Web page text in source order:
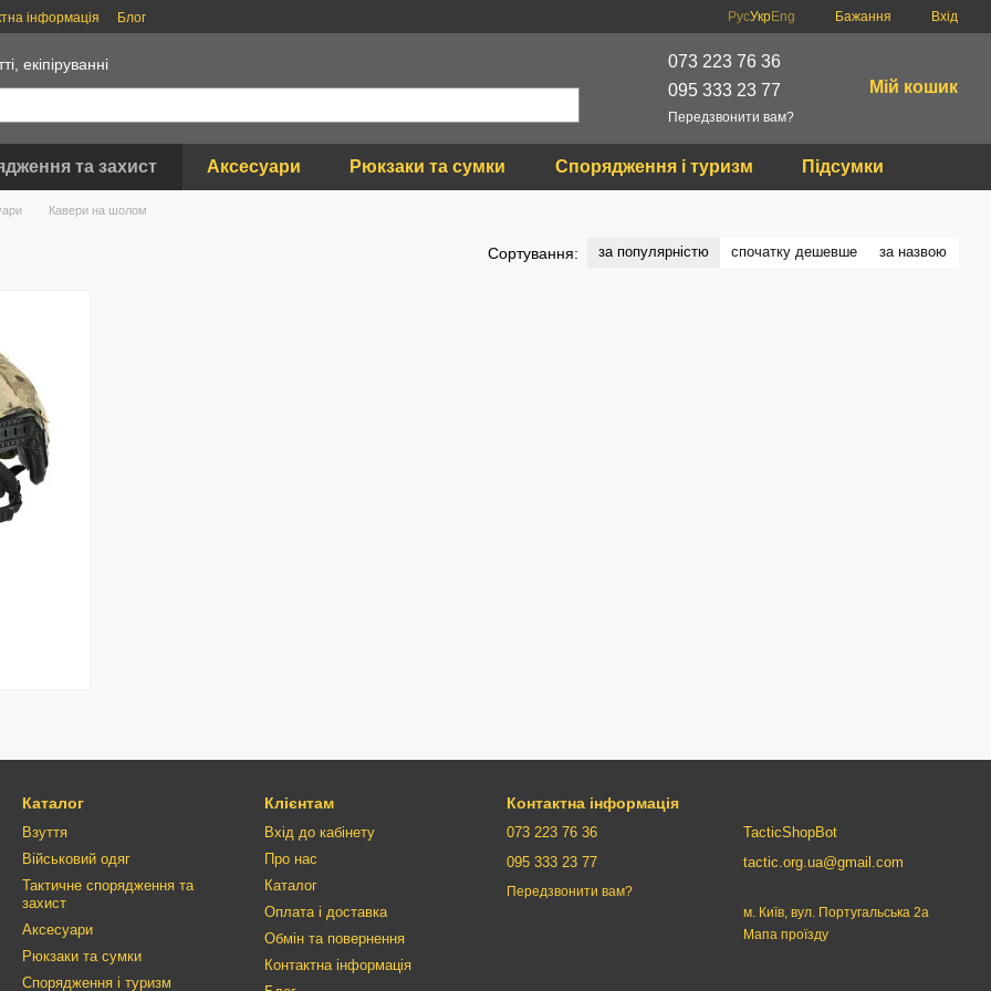
інформація Блог РусУкрEng Бажання Вхід
екіпіруванні
073 223 76 36
095 333 23 77
Передзвонити вам?
Мій кошик
та захист Аксесуари Рюкзаки та сумки Спорядження і туризм Підсумки
Кавери на шолом
Сортування: за популярністю спочатку дешевше за назвою
Каталог
Взуття
Військовий одяг
Тактичне спорядження та
захист
Аксесуари
Рюкзаки та сумки
Спорядження і туризм
Клієнтам
Вхід до кабінету
Про нас
Каталог
Оплата і доставка
Обмін та повернення
Контактна інформація
Контактна інформація
073 223 76 36
095 333 23 77
Передзвонити вам?
TacticShopBot
tactic.org.ua@gmail.com
м. Київ, вул. Португальська 2а
Мапа проїзду